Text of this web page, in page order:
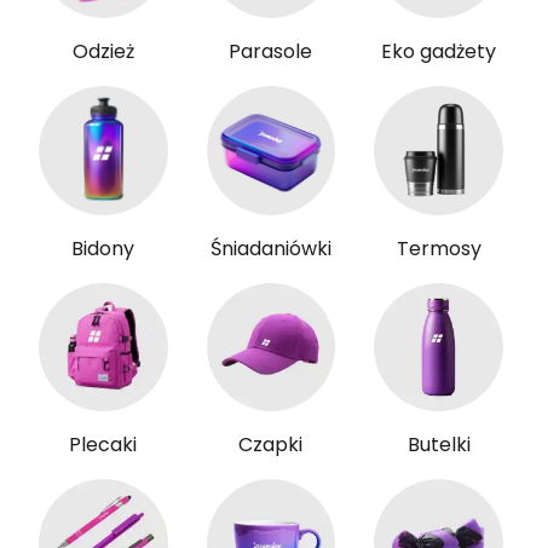
Odzież Parasole Eko gadżety
Bidony Śniadaniówki Termosy
Plecaki Czapki Butelki